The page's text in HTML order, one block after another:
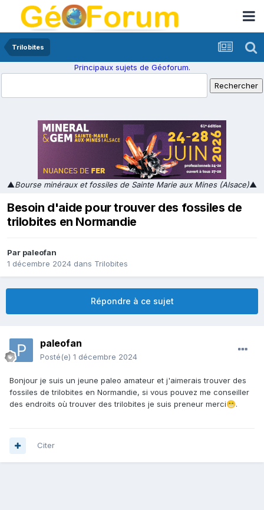
Trilobites
Principaux sujets de Géoforum.
▲Bourse minéraux et fossiles de Sainte Marie aux Mines (Alsace)▲
Besoin d'aide pour trouver des fossiles de
trilobites en Normandie
Par paleofan
1 décembre 2024 dans Trilobites
Répondre à ce sujet
paleofan
Posté(e) 1 décembre 2024
Bonjour je suis un jeune paleo amateur et j'aimerais trouver des
fossiles de trilobites en Normandie, si vous pouvez me conseiller
des endroits où trouver des trilobites je suis preneur merci😁.
Citer